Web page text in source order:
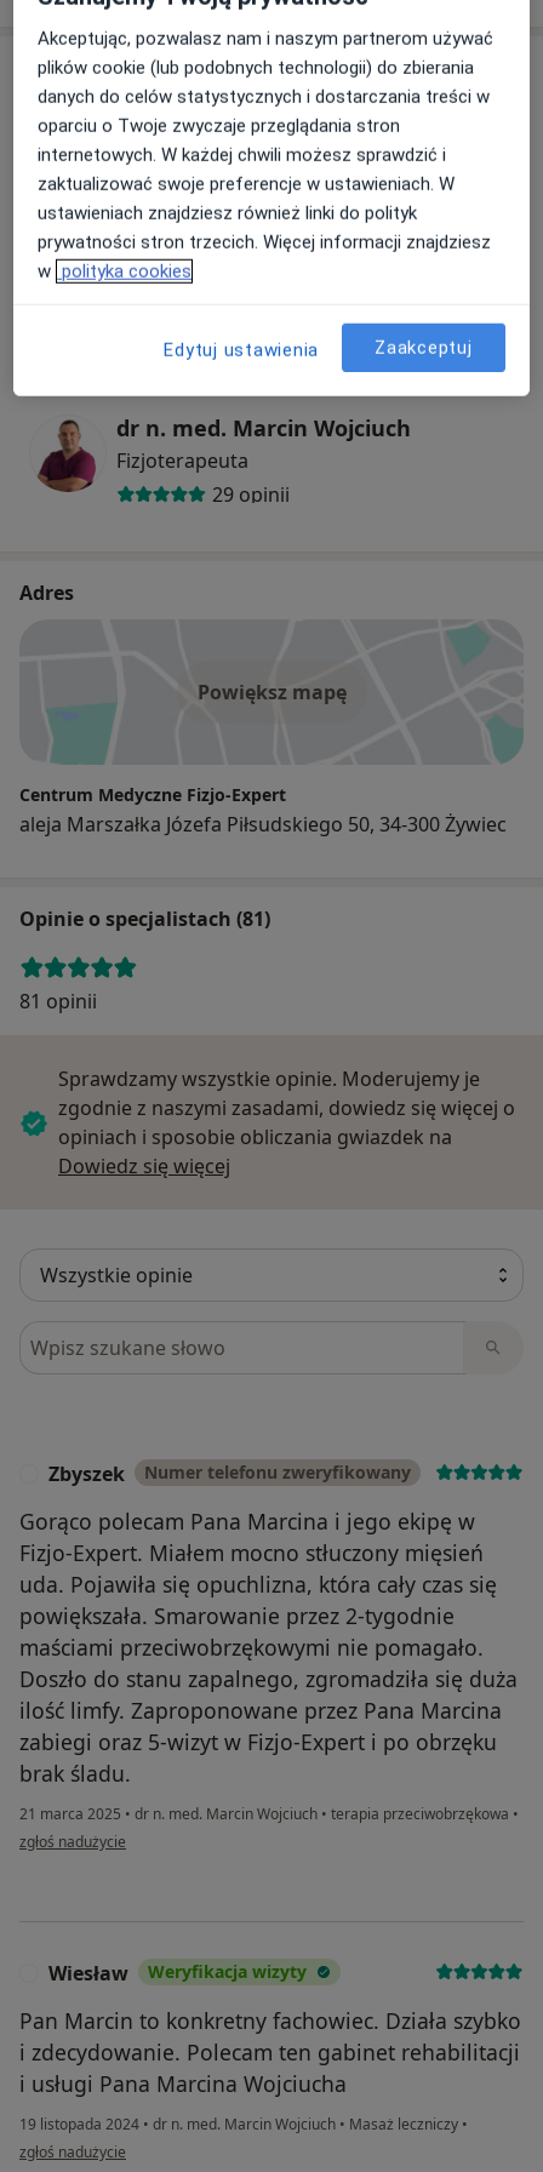
Specjaliści
mgr Katarzyna Kudzia
Fizjoterapeuta
22 opinie
mgr Dariusz Saleciak
30 opinii
dr n. med. Marcin Wojciuch
Fizjoterapeuta
29 opinii
Adres
Powiększ mapę
Centrum Medyczne Fizjo-Expert
aleja Marszałka Józefa Piłsudskiego 50, 34-300 Żywiec
Opinie o specjalistach (81)
81 opinii
Sprawdzamy wszystkie opinie. Moderujemy je
zgodnie z naszymi zasadami, dowiedz się więcej o
opiniach i sposobie obliczania gwiazdek na
Dowiedz się więcej
Szukaj w opiniach
Zbyszek Numer telefonu zweryfikowany
Gorąco polecam Pana Marcina i jego ekipę w
Fizjo-Expert. Miałem mocno stłuczony mięsień
uda. Pojawiła się opuchlizna, która cały czas się
powiększała. Smarowanie przez 2-tygodnie
maściami przeciwobrzękowymi nie pomagało.
Doszło do stanu zapalnego, zgromadziła się duża
ilość limfy. Zaproponowane przez Pana Marcina
zabiegi oraz 5-wizyt w Fizjo-Expert i po obrzęku
brak śladu.
21 marca 2025 • dr n. med. Marcin Wojciuch • terapia przeciwobrzękowa •
w opinii użytkownika Zbyszek
zgłoś nadużycie
Wiesław Weryfikacja wizyty
Pan Marcin to konkretny fachowiec. Działa szybko
i zdecydowanie. Polecam ten gabinet rehabilitacji
i usługi Pana Marcina Wojciucha
19 listopada 2024 • dr n. med. Marcin Wojciuch • Masaż leczniczy •
w opinii użytkownika Wiesław
zgłoś nadużycie
Akceptując, pozwalasz nam i naszym partnerom używać
plików cookie (lub podobnych technologii) do zbierania
danych do celów statystycznych i dostarczania treści w
oparciu o Twoje zwyczaje przeglądania stron
internetowych. W każdej chwili możesz sprawdzić i
zaktualizować swoje preferencje w ustawieniach. W
ustawieniach znajdziesz również linki do polityk
prywatności stron trzecich. Więcej informacji znajdziesz
w polityka cookies
Edytuj ustawienia Zaakceptuj